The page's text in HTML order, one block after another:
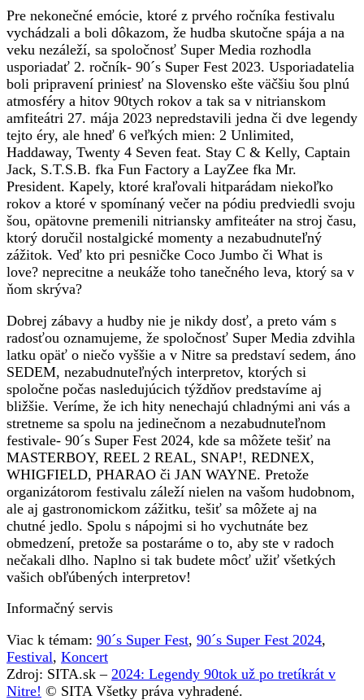
Pre nekonečné emócie, ktoré z prvého ročníka festivalu
vychádzali a boli dôkazom, že hudba skutočne spája a na
veku nezáleží, sa spoločnosť Super Media rozhodla
usporiadať 2. ročník- 90´s Super Fest 2023. Usporiadatelia
boli pripravení priniesť na Slovensko ešte väčšiu šou plnú
atmosféry a hitov 90tych rokov a tak sa v nitrianskom
amfiteátri 27. mája 2023 nepredstavili jedna či dve legendy
tejto éry, ale hneď 6 veľkých mien: 2 Unlimited,
Haddaway, Twenty 4 Seven feat. Stay C & Kelly, Captain
Jack, S.T.S.B. fka Fun Factory a LayZee fka Mr.
President. Kapely, ktoré kraľovali hitparádam niekoľko
rokov a ktoré v spomínaný večer na pódiu predviedli svoju
šou, opätovne premenili nitriansky amfiteáter na stroj času,
ktorý doručil nostalgické momenty a nezabudnuteľný
zážitok. Veď kto pri pesničke Coco Jumbo či What is
love? neprecitne a neukáže toho tanečného leva, ktorý sa v
ňom skrýva?
Dobrej zábavy a hudby nie je nikdy dosť, a preto vám s
radosťou oznamujeme, že spoločnosť Super Media zdvihla
latku opäť o niečo vyššie a v Nitre sa predstaví sedem, áno
SEDEM, nezabudnuteľných interpretov, ktorých si
spoločne počas nasledujúcich týždňov predstavíme aj
bližšie. Veríme, že ich hity nenechajú chladnými ani vás a
stretneme sa spolu na jedinečnom a nezabudnuteľnom
festivale- 90´s Super Fest 2024, kde sa môžete tešiť na
MASTERBOY, REEL 2 REAL, SNAP!, REDNEX,
WHIGFIELD, PHARAO či JAN WAYNE. Pretože
organizátorom festivalu záleží nielen na vašom hudobnom,
ale aj gastronomickom zážitku, tešiť sa môžete aj na
chutné jedlo. Spolu s nápojmi si ho vychutnáte bez
obmedzení, pretože sa postaráme o to, aby ste v radoch
nečakali dlho. Naplno si tak budete môcť užiť všetkých
vašich obľúbených interpretov!
Informačný servis
Viac k témam: 90´s Super Fest, 90´s Super Fest 2024,
Festival, Koncert
Zdroj: SITA.sk – 2024: Legendy 90tok už po tretíkrát v
Nitre! © SITA Všetky práva vyhradené.